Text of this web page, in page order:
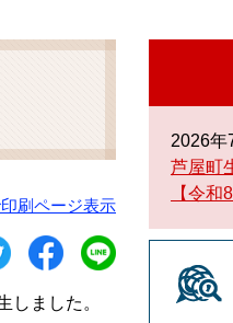
刷ページ表示
ました。
2026年
芦屋町
【令和